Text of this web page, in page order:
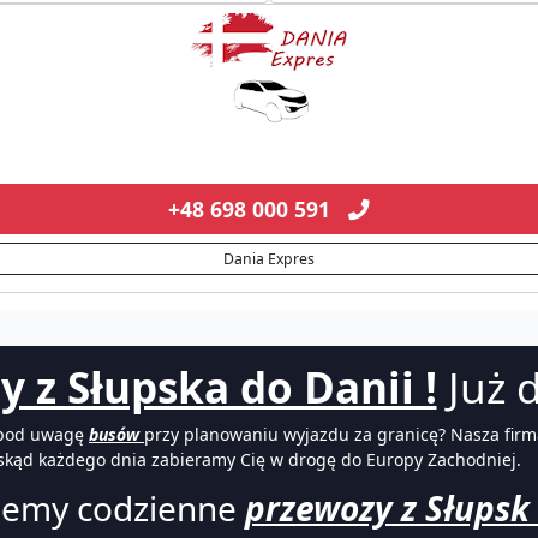
+48 698 000 591
Dania Expres
z Słupska do Danii ! Już
uwagę busów przy planowaniu wyjazdu za granicę? Nasza
każdego dnia zabieramy Cię w drogę do Europy Zachodniej.
codzienne przewozy z